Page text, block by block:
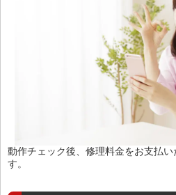
動作チェック後、修理料金をお支払
す。